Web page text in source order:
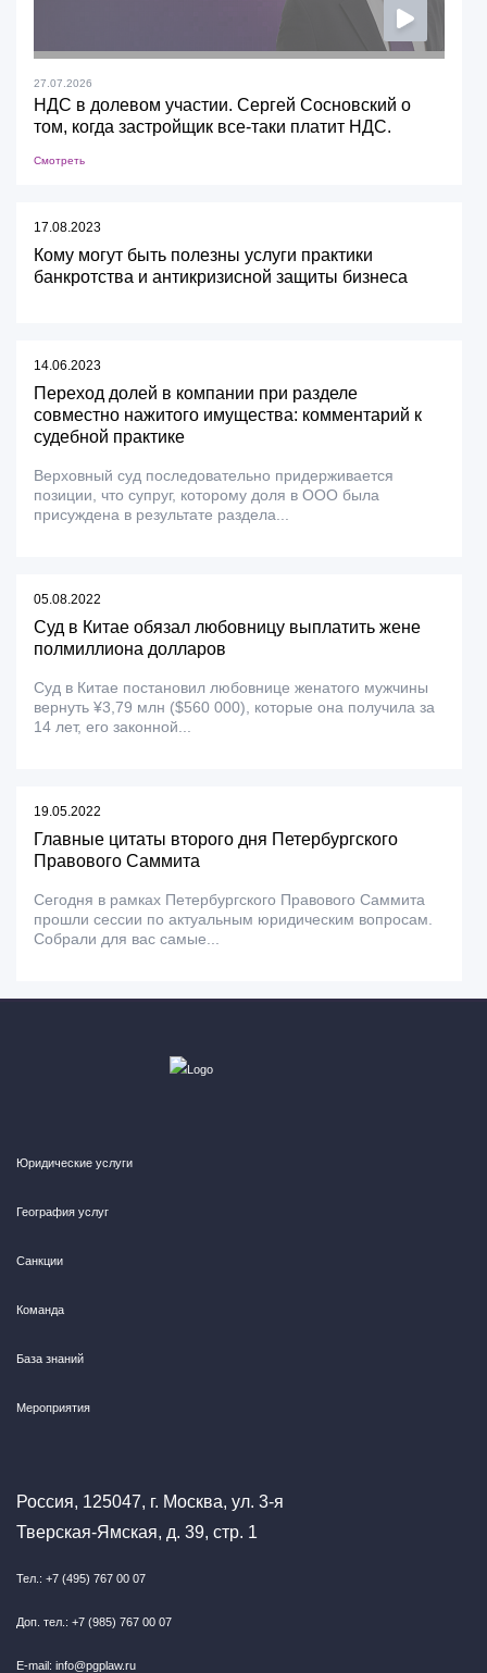
27.07.2026
НДС в долевом участии. Сергей Сосновский о
том, когда застройщик все-таки платит НДС.
Смотреть
17.08.2023
Кому могут быть полезны услуги практики
банкротства и антикризисной защиты бизнеса
14.06.2023
Переход долей в компании при разделе
совместно нажитого имущества: комментарий к
судебной практике
Верховный суд последовательно придерживается
позиции, что супруг, которому доля в ООО была
присуждена в результате раздела...
05.08.2022
Суд в Китае обязал любовницу выплатить жене
полмиллиона долларов
Суд в Китае постановил любовнице женатого мужчины
вернуть ¥3,79 млн ($560 000), которые она получила за
14 лет, его законной...
19.05.2022
Главные цитаты второго дня Петербургского
Правового Саммита
Сегодня в рамках Петербургского Правового Саммита
прошли сессии по актуальным юридическим вопросам.
Собрали для вас самые...
Юридические услуги
География услуг
Санкции
Команда
База знаний
Мероприятия
Россия, 125047, г. Москва, ул. 3-я
Тверская-Ямская, д. 39, стр. 1
Тел.: +7 (495) 767 00 07
Доп. тел.: +7 (985) 767 00 07
E-mail: info@pgplaw.ru